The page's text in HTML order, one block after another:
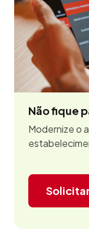
Não fique
Modernize o